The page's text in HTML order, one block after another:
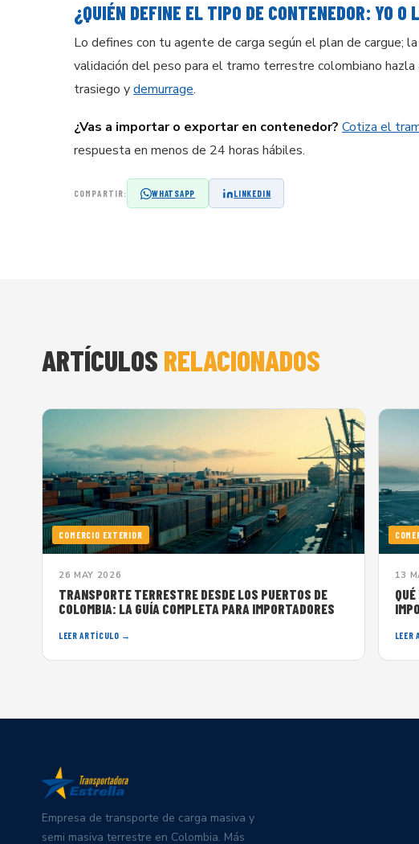
¿QUIÉN DEFINE EL TIPO DE CONTENEDOR: YO O
Lo defines con tu agente de carga según el plan de cargue;
validación del peso para el tramo terrestre colombiano
trasiego ydemurrage.
¿Vas a importar o exportar en contenedor? Cotiza el
respuesta en menos de 24 horas hábiles.
COMPARTIR: WHATSAPP LINKEDIN
ARTÍCULOS RELACIONADOS
COMERCIO EXTERIOR
26 MAY 2026
TRANSPORTE TERRESTRE DESDE LOS PUERTOS DE
COLOMBIA: LA GUÍA COMPLETA PARA IMPORTADORES
LEER ARTÍCULO →
13
LEER
Empresa de transporte de carga masiva y
semi masiva terrestre en Colombia. Más